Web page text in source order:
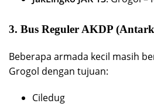
3. Bus Reguler AKDP
Beberapa armada kecil masih
Grogol dengan tujuan:
Ciledug